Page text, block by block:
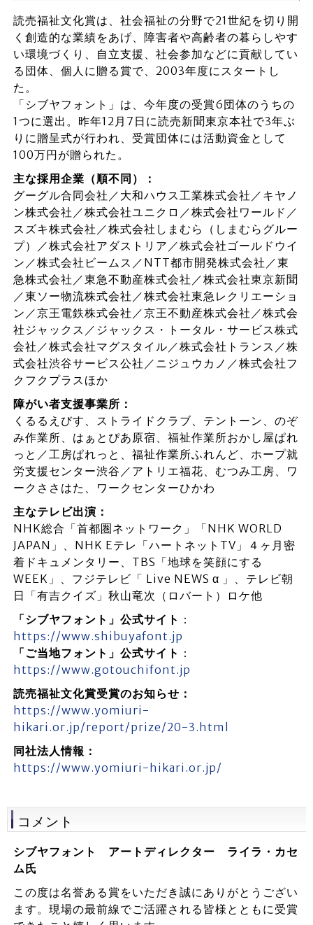
読売福祉文化賞は、社会福祉の分野で21世紀を切り開
く創造的な業績をあげ、障害者や高齢者の暮らしやす
い環境づくり、自立支援、社会参加などに貢献してい
る団体、個人に贈る賞で、2003年度にスタートし
た。
「シブヤフォント」は、今年度の受賞6団体のうちの
1つに選出。昨年12月7日に読売新聞東京本社で3年ぶ
りに贈呈式が行われ、受賞団体には活動資金として
100万円が贈られた。
主な採用企業（順不同）：
グーグル合同会社／大和ハウス工業株式会社／キヤノ
ン株式会社／株式会社ユニクロ／株式会社ワールド／
スズキ株式会社／株式会社しまむら（しまむらグルー
プ）／株式会社アダストリア／株式会社ゴールドウイ
ン／株式会社ビームス／NTT都市開発株式会社／東
急株式会社／東急不動産株式会社／株式会社東京新聞
／東ソー物流株式会社／株式会社東急レクリエーショ
ン／京王電鉄株式会社／京王不動産株式会社／株式会
社ジャックス／ジャックス・トータル・サービス株式
会社／株式会社マグスタイル／株式会社トランス／株
式会社渋谷サービス公社／ニジュウカノ／株式会社フ
クフクプラスほか
障がい者支援事業所：
くるるえびす、ストライドクラブ、テントーン、のぞ
み作業所、はぁとぴあ原宿、福祉作業所おかし屋ぱれ
っと／工房ぱれっと、福祉作業所ふれんど、ホープ就
労支援センター渋谷／アトリエ福花、むつみ工房、ワ
ークささはた、ワークセンターひかわ
主なテレビ出演：
NHK総合「首都圏ネットワーク」「NHK WORLD
JAPAN」、NHK Eテレ「ハートネットTV」４ヶ月密
着ドキュメンタリー、TBS「地球を笑顔にする
WEEK」、フジテレビ「 Live NEWS α 」、テレビ朝
日「有吉クイズ」秋山竜次（ロバート）ロケ他
「シブヤフォント」公式サイト ：
https://www.shibuyafont.jp
「ご当地フォント」公式サイト ：
https://www.gotouchifont.jp
読売福祉文化賞受賞のお知らせ：
https://www.yomiuri-
hikari.or.jp/report/prize/20-3.html
同社法人情報：
https://www.yomiuri-hikari.or.jp/
コメント
シブヤフォント アートディレクター ライラ・カセ
ム氏
この度は名誉ある賞をいただき誠にありがとうござい
ます。現場の最前線でご活躍される皆様とともに受賞